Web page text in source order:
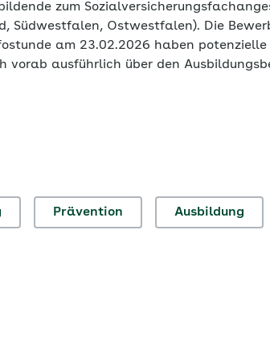
zum
Südwestfalen, Ostwestfalen). Die
am 23.02.2026 haben potenzielle
vorab ausführlich über den
Prävention Ausbildung